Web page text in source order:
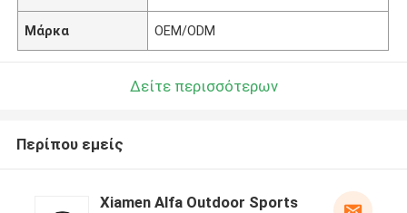
Μάρκα OEM/ODM
Δείτε περισσότερων
Περίπου εμείς
Xiamen Alfa Outdoor Sports